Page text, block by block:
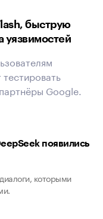
быструю
уязвимостей
Google.
появились
которыми